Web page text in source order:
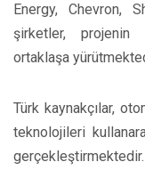
Energy, Chevron,
şirketler, projenin
ortaklaşa
Türk kaynakçılar,
teknolojileri